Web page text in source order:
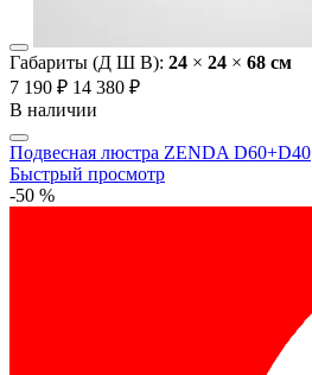
Габариты (Д Ш В): 24 × 24 × 68 cм
7 190 ₽ 14 380 ₽
В наличии
Подвесная люстра ZENDA D60+D40
Быстрый просмотр
-50 %